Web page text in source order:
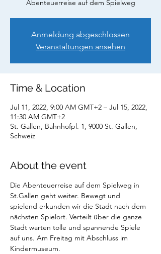
Abenteuerreise auf dem Spielweg
Anmeldung abgeschlossen
Veranstaltungen ansehen
Time & Location
Jul 11, 2022, 9:00 AM GMT+2 – Jul 15, 2022,
11:30 AM GMT+2
St. Gallen, Bahnhofpl. 1, 9000 St. Gallen,
Schweiz
About the event
Die Abenteuerreise auf dem Spielweg in
St.Gallen geht weiter. Bewegt und
spielend erkunden wir die Stadt nach dem
nächsten Spielort. Verteilt über die ganze
Stadt warten tolle und spannende Spiele
auf uns. Am Freitag mit Abschluss im
Kindermuseum.